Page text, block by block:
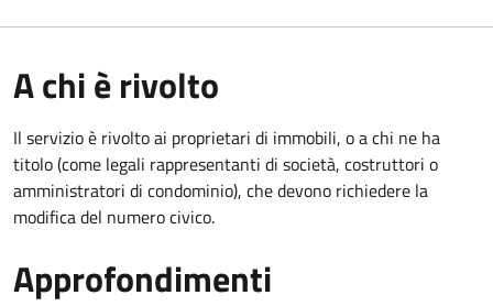
A chi è rivolto
Il servizio è rivolto ai proprietari di immobili, o a chi ne ha
titolo (come legali rappresentanti di società, costruttori o
amministratori di condominio), che devono richiedere la
modifica del numero civico.
Approfondimenti